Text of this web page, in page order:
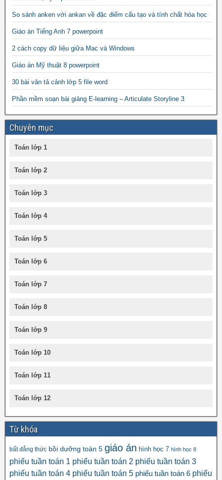
So sánh anken với ankan về đặc điểm cấu tạo và tính chất hóa học
Giáo án Tiếng Anh 7 powerpoint
2 cách copy dữ liệu giữa Mac và Windows
Giáo án Mỹ thuật 8 powerpoint
30 bài văn tả cảnh lớp 5 file word
Phần mềm soạn bài giảng E-learning – Articulate Storyline 3
Chuyên mục
Toán lớp 1
Toán lớp 2
Toán lớp 3
Toán lớp 4
Toán lớp 5
Toán lớp 6
Toán lớp 7
Toán lớp 8
Toán lớp 9
Toán lớp 10
Toán lớp 11
Toán lớp 12
Từ khóa
bất đẳng thức bồi dưỡng toán 5 giáo án hình học 7 hình học 8
phiếu tuần toán 1 phiếu tuần toán 2 phiếu tuần toán 3
phiếu tuần toán 4 phiếu tuần toán 5 phiếu tuần toán 6 phiếu